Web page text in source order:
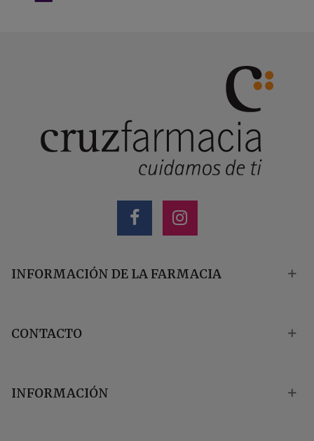
INFORMACIÓN DE LA FARMACIA
CONTACTO
INFORMACIÓN